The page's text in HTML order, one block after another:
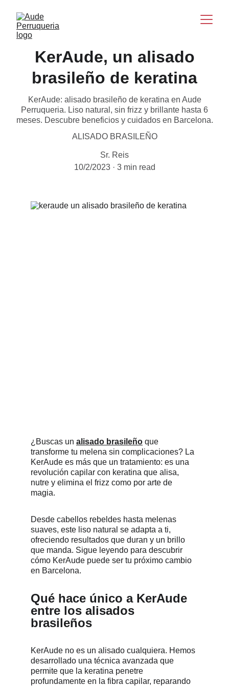
KerAude, un alisado
brasileño de keratina
KerAude: alisado brasileño de keratina en Aude
Perruqueria. Liso natural, sin frizz y brillante hasta 6
meses. Descubre beneficios y cuidados en Barcelona.
ALISADO BRASILEÑO
Sr. Reis
10/2/2023
3 min read
¿Buscas un alisado brasileño que
transforme tu melena sin complicaciones? La
KerAude es más que un tratamiento: es una
revolución capilar con keratina que alisa,
nutre y elimina el frizz como por arte de
magia.
Desde cabellos rebeldes hasta melenas
suaves, este liso natural se adapta a ti,
ofreciendo resultados que duran y un brillo
que manda. Sigue leyendo para descubrir
cómo KerAude puede ser tu próximo cambio
en Barcelona.
Qué hace único a KerAude
entre los alisados
brasileños
KerAude no es un alisado cualquiera. Hemos
desarrollado una técnica avanzada que
permite que la keratina penetre
profundamente en la fibra capilar, reparando